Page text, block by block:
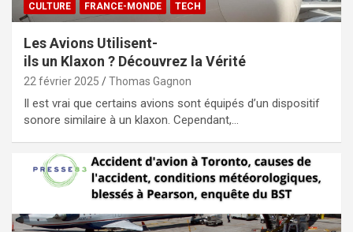
CULTURE FRANCE-MONDE TECH
Les Avions Utilisent-
ils un Klaxon ? Découvrez la Vérité
22 février 2025 Thomas Gagnon
Il est vrai que certains avions sont équipés d’un dispositif
sonore similaire à un klaxon. Cependant,…